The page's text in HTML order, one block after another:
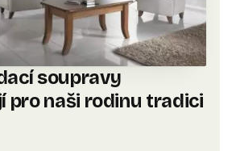
soupravy
pro naši rodinu tradici